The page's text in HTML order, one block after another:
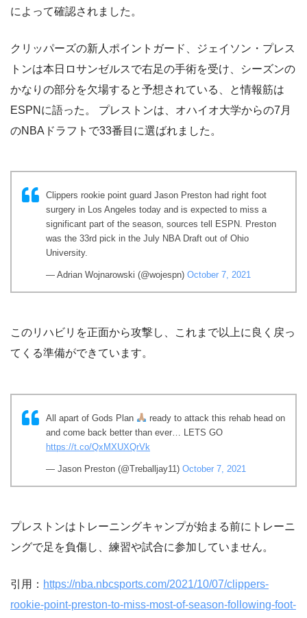
によって確認されました。
クリッパーズの新人ポイントガード、ジェイソン・プレス
トンは本日ロサンゼルスで右足の手術を受け、シーズンの
かなりの部分を欠場すると予想されている、と情報筋は
ESPNに語った。 プレストンは、オハイオ大学からの7月
のNBAドラフトで33番目に選ばれました。
Clippers rookie point guard Jason Preston had right foot
surgery in Los Angeles today and is expected to miss a
significant part of the season, sources tell ESPN. Preston
was the 33rd pick in the July NBA Draft out of Ohio
University.
— Adrian Wojnarowski (@wojespn) October 7, 2021
このリハビリを正面から攻撃し、これまで以上に良く戻っ
てくる準備ができています。
All apart of Gods Plan
ready to attack this rehab head on
and come back better than ever… LETS GO
https://t.co/QxMXUXQrVk
— Jason Preston (@Treballjay11) October 7, 2021
プレストンはトレーニングキャンプが始まる前にトレーニ
ングで足を負傷し、練習や試合に参加していません。
引用： https://nba.nbcsports.com/2021/10/07/clippers-
rookie-point-preston-to-miss-most-of-season-following-foot-